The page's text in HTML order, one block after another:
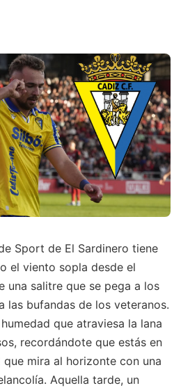
Sport de El Sardinero tiene
el viento sopla desde el
una salitre que se pega a los
las bufandas de los veteranos.
que atraviesa la lana
recordándote que estás en
mira al horizonte con una
Aquella tarde, un